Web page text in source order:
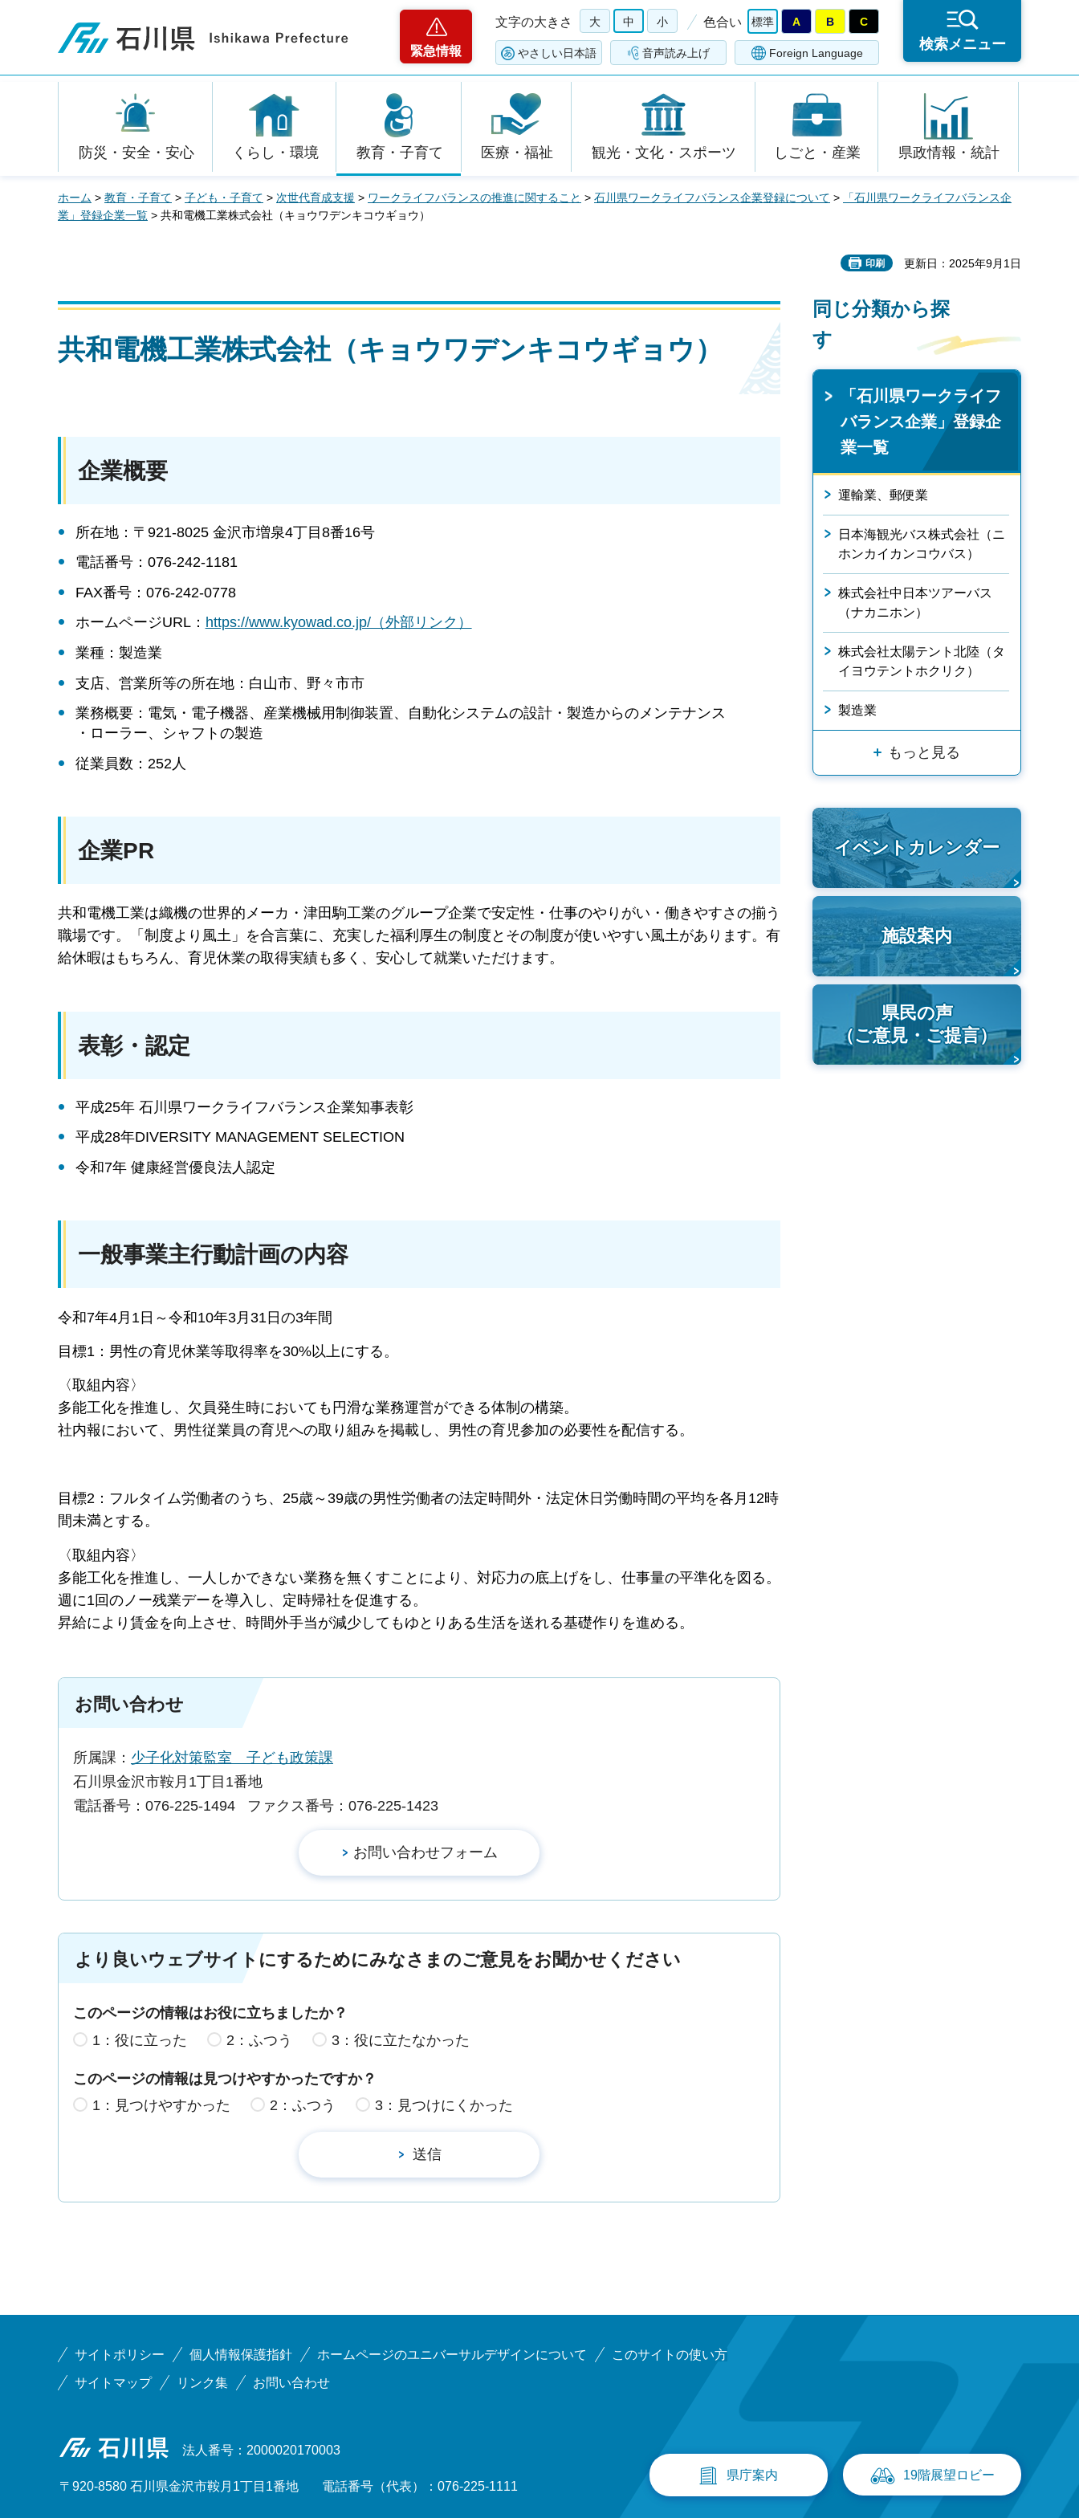
石川県
緊急情報
文字の大きさ 大 中 小 色合い 標準 A B C
やさしい日本語 音声読み上げ Foreign Language
検索メニュー
防災・安全・安心 くらし・環境 教育・子育て 医療・福祉 観光・文化・スポーツ しごと・産業 県政情報・統計
ホーム > 教育・子育て > 子ども・子育て > 次世代育成支援 > ワークライフバランスの推進に関すること > 石川県ワークライフバランス企業登録について >
「石川県ワークライフバランス企
業」登録企業一覧 > 共和電機工業株式会社（キョウワデンキコウギョウ）
印刷 更新日：2025年9月1日
共和電機工業株式会社（キョウワデンキコウギョウ）
企業概要
所在地：〒921-8025 金沢市増泉4丁目8番16号
電話番号：076-242-1181
FAX番号：076-242-0778
ホームページURL： https://www.kyowad.co.jp/（外部リンク）
業種：製造業
支店、営業所等の所在地：白山市、野々市市
業務概要：電気・電子機器、産業機械用制御装置、自動化システムの設計・製造からのメンテナンス
・ローラー、シャフトの製造
従業員数：252人
企業PR
共和電機工業は織機の世界的メーカ・津田駒工業のグループ企業で安定性・仕事のやりがい・働きやすさの揃う
職場です。「制度より風土」を合言葉に、充実した福利厚生の制度とその制度が使いやすい風土があります。有
給休暇はもちろん、育児休業の取得実績も多く、安心して就業いただけます。
表彰・認定
平成25年 石川県ワークライフバランス企業知事表彰
平成28年DIVERSITY MANAGEMENT SELECTION
令和7年 健康経営優良法人認定
一般事業主行動計画の内容
令和7年4月1日～令和10年3月31日の3年間
目標1：男性の育児休業等取得率を30%以上にする。
〈取組内容〉
多能工化を推進し、欠員発生時においても円滑な業務運営ができる体制の構築。
社内報において、男性従業員の育児への取り組みを掲載し、男性の育児参加の必要性を配信する。
目標2：フルタイム労働者のうち、25歳～39歳の男性労働者の法定時間外・法定休日労働時間の平均を各月12時
間未満とする。
〈取組内容〉
多能工化を推進し、一人しかできない業務を無くすことにより、対応力の底上げをし、仕事量の平準化を図る。
週に1回のノー残業デーを導入し、定時帰社を促進する。
昇給により賃金を向上させ、時間外手当が減少してもゆとりある生活を送れる基礎作りを進める。
お問い合わせ
所属課： 少子化対策監室 子ども政策課
石川県金沢市鞍月1丁目1番地
電話番号：076-225-1494
ファクス番号：076-225-1423
より良いウェブサイトにするためにみなさまのご意見をお聞かせください
このページの情報はお役に立ちましたか？
1：役に立った
2：ふつう 3：役に立たなかった
このページの情報は見つけやすかったですか？
1：見つけやすかった
2：ふつう 3：見つけにくかった
同じ分類から探
す
「石川県ワークライフ
バランス企業」登録企
業一覧
運輸業、郵便業
日本海観光バス株式会社（ニ
ホンカイカンコウバス）
株式会社中日本ツアーバス
（ナカニホン）
株式会社太陽テント北陸（タ
イヨウテントホクリク）
製造業
もっと見る
イベントカレンダー
施設案内
県民の声
（ご意見・ご提言）
サイトポリシー 個人情報保護指針 ホームページのユニバーサルデザインについて このサイトの使い方
サイトマップ リンク集 お問い合わせ
石川県 法人番号：2000020170003
〒920-8580 石川県金沢市鞍月1丁目1番地 電話番号（代表）：076-225-1111
県庁案内 19階展望ロビー